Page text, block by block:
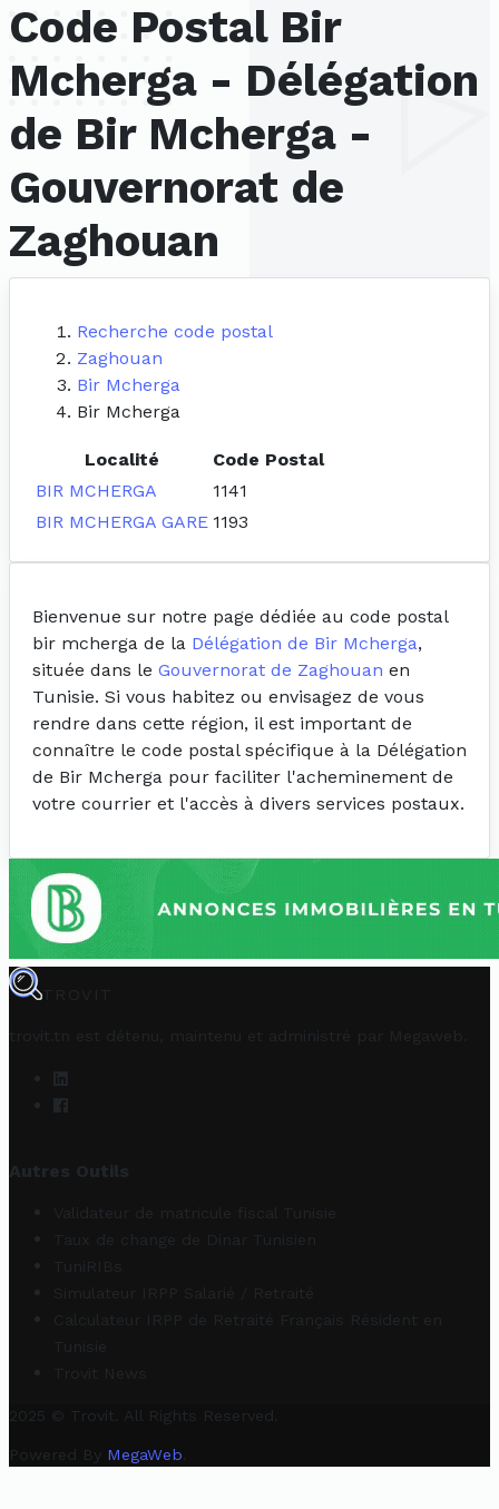
Code Postal Bir
Mcherga - Délégation
de Bir Mcherga -
Gouvernorat de
Zaghouan
Recherche code postal
Zaghouan
Bir Mcherga
Bir Mcherga
Localité
Code Postal
BIR MCHERGA
1141
BIR MCHERGA GARE 1193
Bienvenue sur notre page dédiée au code postal
bir mcherga de la Délégation de Bir Mcherga,
située dans le Gouvernorat de Zaghouan en
Tunisie. Si vous habitez ou envisagez de vous
rendre dans cette région, il est important de
connaître le code postal spécifique à la Délégation
de Bir Mcherga pour faciliter l'acheminement de
votre courrier et l'accès à divers services postaux.
TROVIT
trovit.tn est détenu, maintenu et administré par Megaweb
Autres Outils
Validateur de matricule fiscal Tunisie
Taux de change de Dinar Tunisien
TuniRIBs
Simulateur IRPP Salarié / Retraité
Calculateur IRPP de Retraité Français Résident en
Tunisie
Trovit News
2025 © Trovit. All Rights Reserved.
Powered By MegaWeb